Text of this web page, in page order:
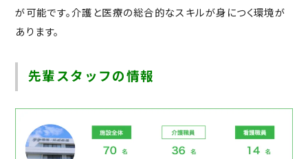
が可能です。介護と医療の総合的なスキルが身につく環境が
あります。
先輩スタッフの情報